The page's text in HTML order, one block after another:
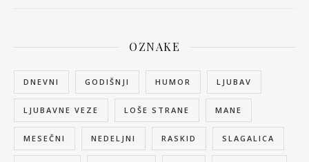
OZNAKE
DNEVNI GODIŠNJI HUMOR LJUBAV
LJUBAVNE VEZE LOŠE STRANE MANE
MESEČNI NEDELJNI RASKID SLAGALICA